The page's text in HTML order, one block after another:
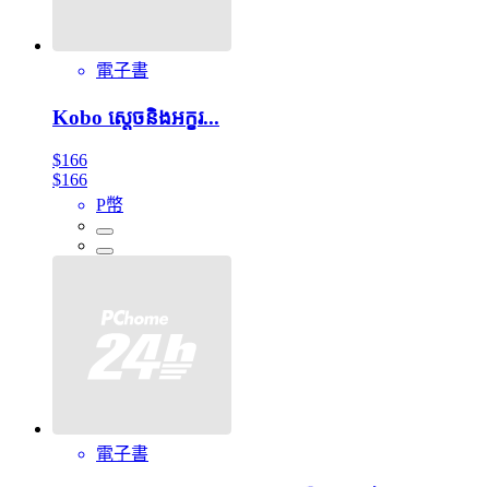
電子書
Kobo ស្តេចនិងអក្ខរ...
$166
$166
P幣
電子書